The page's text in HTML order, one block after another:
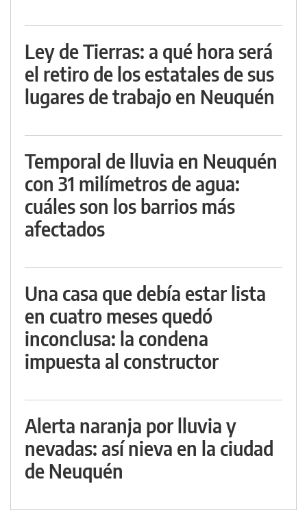
Ley de Tierras: a qué hora será
el retiro de los estatales de sus
lugares de trabajo en Neuquén
Temporal de lluvia en Neuquén
con 31 milímetros de agua:
cuáles son los barrios más
afectados
Una casa que debía estar lista
en cuatro meses quedó
inconclusa: la condena
impuesta al constructor
Alerta naranja por lluvia y
nevadas: así nieva en la ciudad
de Neuquén